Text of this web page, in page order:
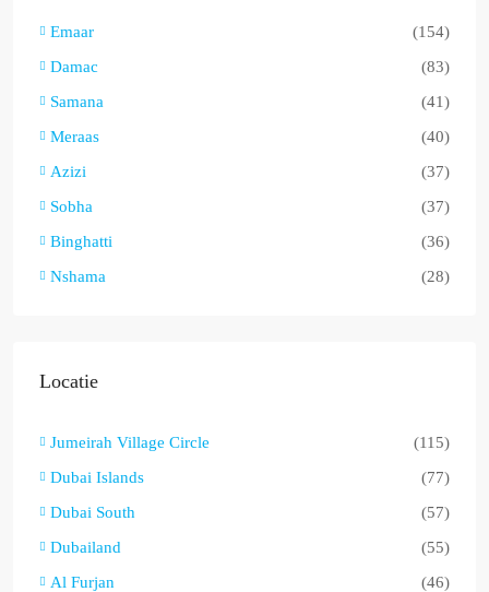
Emaar
(154)
Damac
(83)
Samana
(41)
Meraas
(40)
Azizi
(37)
Sobha
(37)
Binghatti
(36)
Nshama
(28)
Locatie
Jumeirah Village Circle
(115)
Dubai Islands
(77)
Dubai South
(57)
Dubailand
(55)
Al Furjan
(46)